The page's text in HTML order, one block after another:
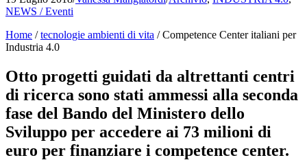
NEWS / Eventi
Home /tecnologie ambienti di vita /Competence Center italiani per
Industria 4.0
Otto progetti guidati da altrettanti centri
di ricerca sono stati ammessi alla seconda
fase del Bando del Ministero dello
Sviluppo per accedere ai 73 milioni di
euro per finanziare i competence center.